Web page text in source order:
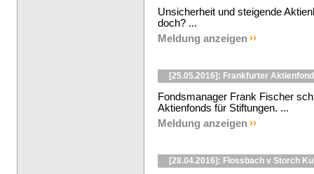
Unsicherheit und steigende
doch? ...
Meldung anzeigen
[25.05.2016]: Frankfurter
Fondsmanager Frank Fischer
Aktienfonds für Stiftungen. ...
Meldung anzeigen
[28.04.2016]: Flossbach v Storch